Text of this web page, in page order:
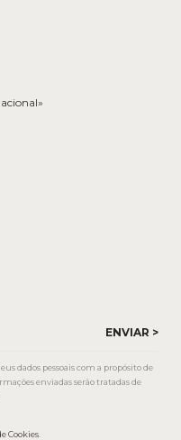
dados pessoais com a propósito de
enviadas serão tratadas de
Cookies